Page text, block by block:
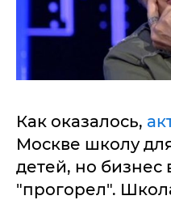
Как оказалось,
Москве школу
детей, но
"прогорел".